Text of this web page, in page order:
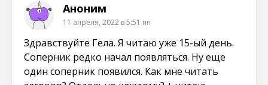
Аноним
11 апреля, 2022 в 5:51 пп
Здравствуйте Гела. Я читаю уже 15-ый день.
Соперник редко начал появляться. Ну еще
один соперник появился. Как мне читать